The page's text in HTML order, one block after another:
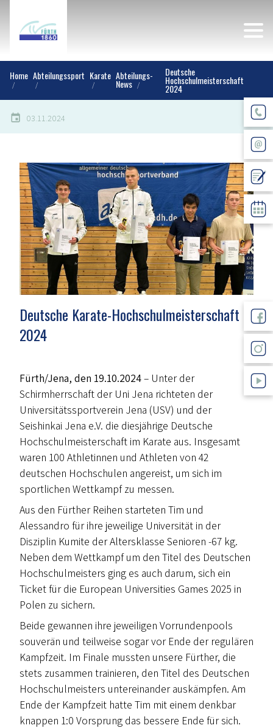
Home Abteilungssport Karate Abteilungs-
News
Deutsche
Hochschulmeisterschaft
2024
03.11.2024
Deutsche Karate-Hochschulmeisterschaft
2024
Fürth/Jena, den 19.10.2024– Unter der
Schirmherrschaft der Uni Jena richteten der
Universitätssportverein Jena (USV) und der
Seishinkai Jena e.V. die diesjährige Deutsche
Hochschulmeisterschaft im Karate aus. Insgesamt
waren 100 Athletinnen und Athleten von 42
deutschen Hochschulen angereist, um sich im
sportlichen Wettkampf zu messen.
Aus den Fürther Reihen starteten Tim und
Alessandro für ihre jeweilige Universität in der
Disziplin Kumite der Altersklasse Senioren -67 kg.
Neben dem Wettkampf um den Titel des Deutschen
Hochschulmeisters ging es auch darum, sich ein
Ticket für die European Universities Games 2025 in
Polen zu sichern.
Beide gewannen ihre jeweiligen Vorrundenpools
souverän und teilweise sogar vor Ende der regulären
Kampfzeit. Im Finale mussten unsere Fürther, die
stets zusammen trainieren, den Titel des Deutschen
Hochschulmeisters untereinander auskämpfen. Am
Ende der Kampfzeit hatte Tim mit einem denkbar
knappen 1:0 Vorsprung das bessere Ende für sich.